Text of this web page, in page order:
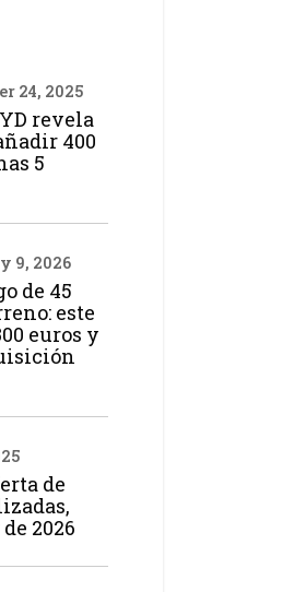
24, 2025
revela
400
5
9, 2026
de 45
este
euros y
de
2026